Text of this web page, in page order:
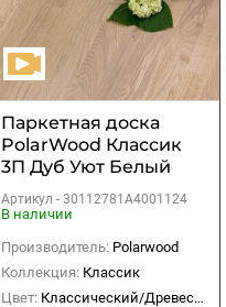
Паркетная доска
PolarWood Классик
3П Дуб Уют Белый
Артикул - 30112781A4001124
В наличии
Производитель: Polarwood
Коллекция: Классик
Цвет: Классический/Древесный